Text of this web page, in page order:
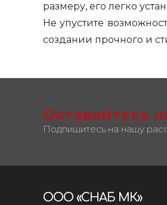
размеру, его легко
Не упустите
создании прочного и
Оставайтесь
Подпишитесь на нашу
ООО «СНАБ МК»